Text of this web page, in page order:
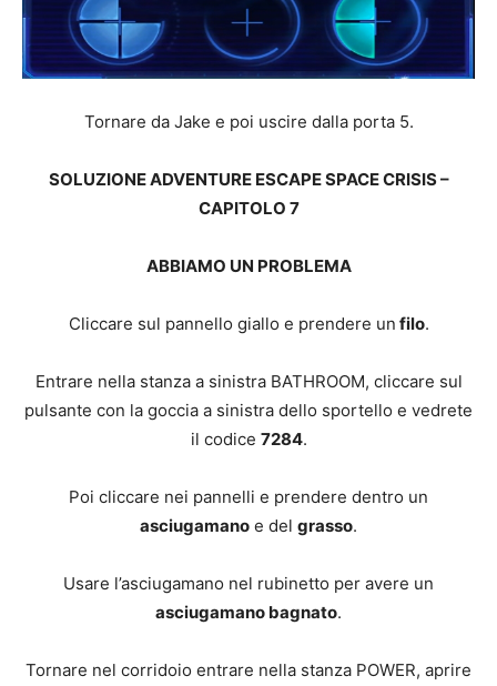
Tornare da Jake e poi uscire dalla porta 5.
SOLUZIONE ADVENTURE ESCAPE SPACE CRISIS –
CAPITOLO 7
ABBIAMO UN PROBLEMA
Cliccare sul pannello giallo e prendere un filo.
Entrare nella stanza a sinistra BATHROOM, cliccare sul
pulsante con la goccia a sinistra dello sportello e vedrete
il codice 7284.
Poi cliccare nei pannelli e prendere dentro un
asciugamano e del grasso.
Usare l’asciugamano nel rubinetto per avere un
asciugamano bagnato.
Tornare nel corridoio entrare nella stanza POWER, aprire